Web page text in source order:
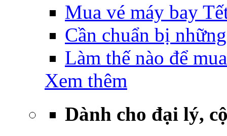
Mua vé máy bay
Cần chuẩn bị
Làm thế nào để
Xem thêm
Dành cho đại lý,